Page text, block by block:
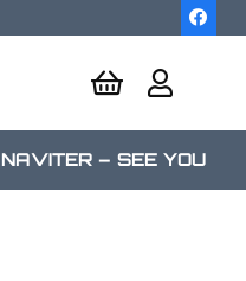
NAVITER – SEE YOU